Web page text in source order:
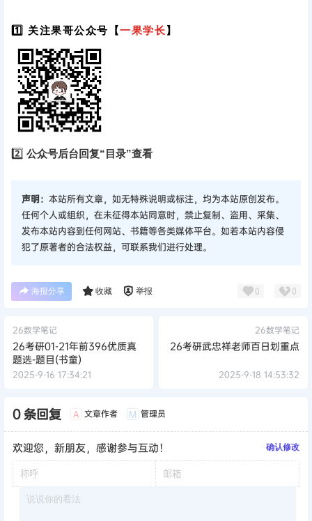
1️⃣ 关注果哥公众号【一果学长】
2️⃣ 公众号后台回复“目录”查看
声明： 本站所有文章，如无特殊说明或标注，均为本站原创发布。
任何个人或组织，在未征得本站同意时，禁止复制、盗用、采集、
发布本站内容到任何网站、书籍等各类媒体平台。如若本站内容侵
犯了原著者的合法权益，可联系我们进行处理。
海报分享 收藏 举报 0 0
26数学笔记
26考研01-21年前396优质真
题选-题目(书童)
2025-9-16 17:34:21
26数学笔记
26考研武忠祥老师百日划重点
2025-9-18 14:53:32
0 条回复 A 文章作者 M 管理员
欢迎您，新朋友，感谢参与互动！ 确认修改